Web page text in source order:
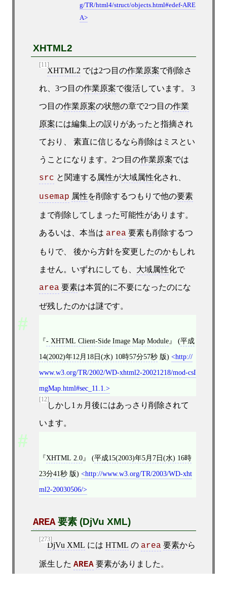
g/TR/html4/struct/objects.html#edef-ARE
A
XHTML2
[11]
XHTML2 では2つ目の作業原案で削除さ
れ、3つ目の作業原案で復活しています。 3
つ目の作業原案の状態の章で2つ目の作業
原案には編集上の誤りがあったと指摘され
ており、 素直に信じるなら削除はミスとい
うことになります。2つ目の作業原案では
src と関連する 属性が大域属性化され、
usemap 属性を削除するつもりで他の要素
まで削除してしまった可能性があります。
あるいは、本当は area 要素も削除するつ
もりで、 後から方針を変更したのかもしれ
ません。いずれにしても、 大域属性化で
area 要素は本質的に不要になったのにな
ぜ残したのかは謎です。
- XHTML Client-Side Image Map Module (平成
14(2002)年12月18日(水) 10時57分57秒版)
http://
www.w3.org/TR/2002/WD-xhtml2-20021218/mod-csI
mgMap.html#sec_11.1.
[12]
しかし1ヵ月後にはあっさり削除されて
います。
XHTML 2.0 (平成15(2003)年5月7日(水) 16時
23分41秒版)
http://www.w3.org/TR/2003/WD-xht
ml2-20030506/
AREA要素 (DjVu XML)
[273]
DjVu XML には HTML の area 要素から
派生した AREA 要素がありました。